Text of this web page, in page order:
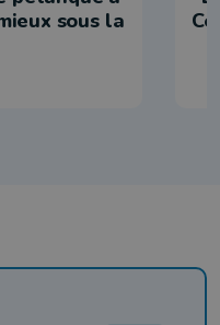
sous la